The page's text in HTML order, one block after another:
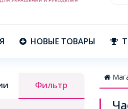
НОВЫЕ ТОВАРЫ
Фильтр